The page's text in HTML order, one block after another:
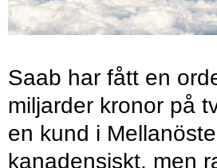
Saab har fått en
miljarder kronor på
en kund i
kanadensiskt, men